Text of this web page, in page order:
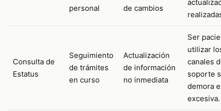
personal
de cambios
Consulta de
Estatus
Seguimiento
de trámites
en curso
Actualización
de información
no inmediata
Ser
utilizar
canales
soporte
demora
excesiva.